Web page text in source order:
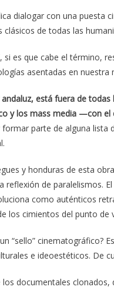
dialogar con una puesta
clásicos de todas las
si es que cabe el término,
asentadas en
está fuera de
y los mass media —con
formar parte de alguna lista
y honduras de esta
reflexión de paralelismos.
como auténticos
los cimientos del punto de
“sello” cinematográfico?
e ideoestéticos. De
los documentales